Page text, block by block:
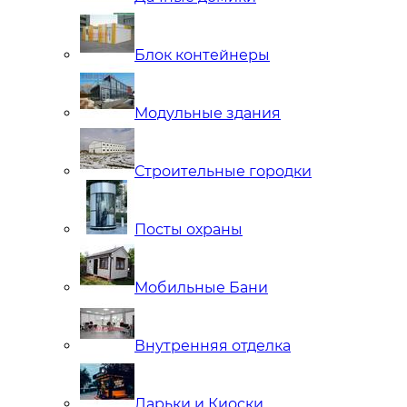
Блок контейнеры
Модульные здания
Строительные городки
Посты охраны
Мобильные Бани
Внутренняя отделка
Ларьки и Киоски